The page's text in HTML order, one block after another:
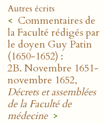
Autres écrits
< Commentaires de
la Faculté rédigés par
le doyen Guy Patin
(1650-1652) :
2B. Novembre 1651-
novembre 1652,
Décrets et assemblées
de la Faculté de
médecine >